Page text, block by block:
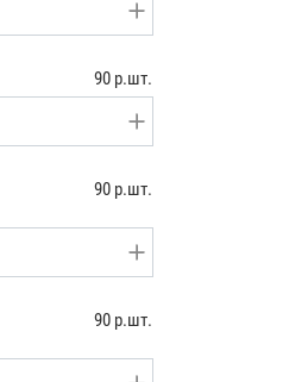
90 р.шт.
90 р.шт.
90 р.шт.